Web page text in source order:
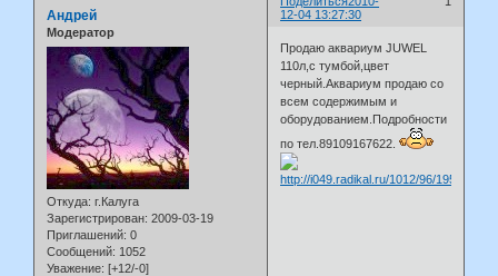
12-04 13:27:30
Андрей
Модератор
Откуда: г.Калуга
Зарегистрирован: 2009-03-19
Приглашений: 0
Сообщений: 1052
Уважение: [+12/-0]
Продаю аквариум JUWEL
110л,с тумбой,цвет
черный.Аквариум продаю со
всем содержимым и
оборудованием.Подробности
по тел.89109167622.